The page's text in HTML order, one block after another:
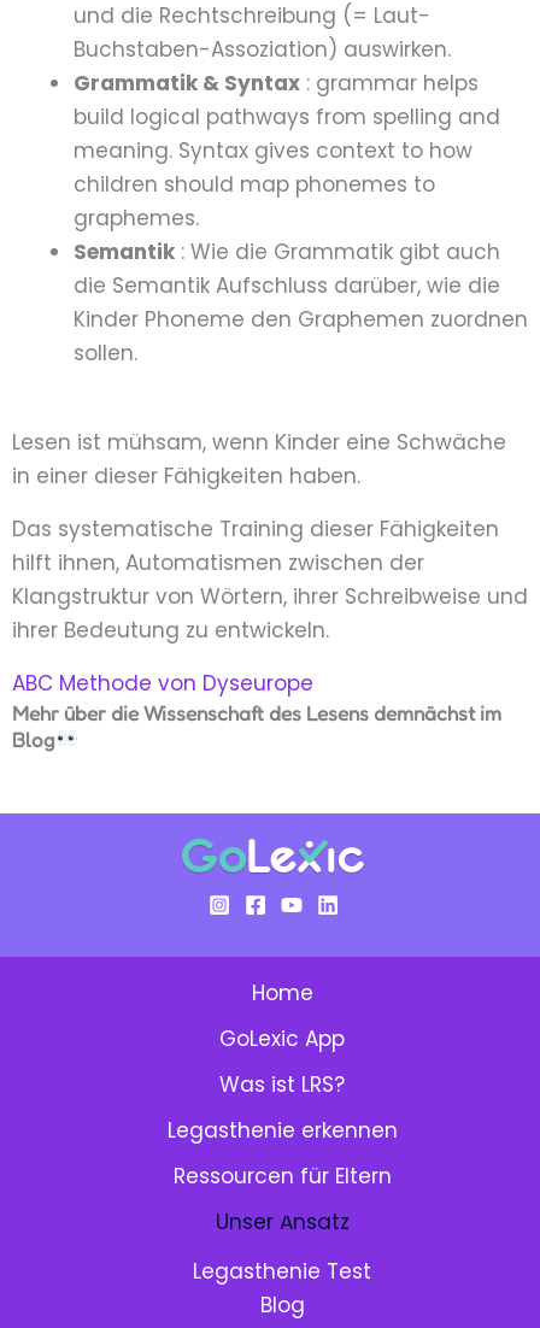
und die Rechtschreibung (= Laut-
Buchstaben-Assoziation) auswirken.
Grammatik & Syntax : grammar helps
build logical pathways from spelling and
meaning. Syntax gives context to how
children should map phonemes to
graphemes.
Semantik : Wie die Grammatik gibt auch
die Semantik Aufschluss darüber, wie die
Kinder Phoneme den Graphemen zuordnen
sollen.
Lesen ist mühsam, wenn Kinder eine Schwäche
in einer dieser Fähigkeiten haben.
Das systematische Training dieser Fähigkeiten
hilft ihnen, Automatismen zwischen der
Klangstruktur von Wörtern, ihrer Schreibweise und
ihrer Bedeutung zu entwickeln.
ABC Methode von Dyseurope
Mehr über die Wissenschaft des Lesens demnächst im
Blog
Home
GoLexic App
Was ist LRS?
Legasthenie erkennen
Ressourcen für Eltern
Unser Ansatz
Menu:
Legasthenie Test
Blog